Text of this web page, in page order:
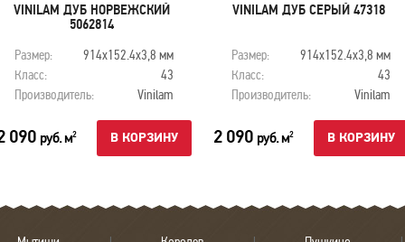
VINILAM ДУБ НОРВЕЖСКИЙ
5062814
Размер:
914х152.4х3,8 мм
Класс:
43
Производитель:
Vinilam
090 руб. м2 В КОРЗИНУ
VINILAM ДУБ СЕРЫЙ 47318
Размер:
914х152.4х3,8 мм
Класс:
43
Производитель:
Vinilam
2 090 руб. м2 В КОРЗИНУ